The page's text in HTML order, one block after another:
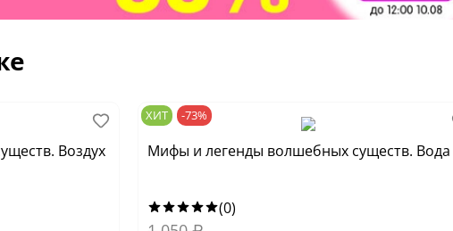
Воздух
ХИТ -73%
Мифы и легенды волшебных существ. Вода
(0)